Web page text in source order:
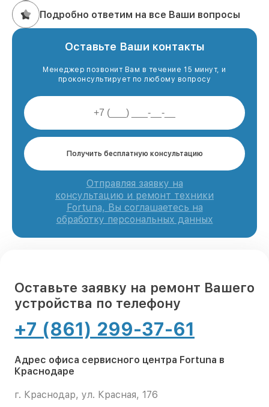
Подробно ответим на все Ваши вопросы
Оставьте Ваши контакты
Менеджер позвонит Вам в течение 15 минут, и
проконсультирует по любому вопросу
Получить бесплатную консультацию
Отправляя заявку на
консультацию и ремонт техники
Fortuna, Вы соглашаетесь на
обработку персональных данных
Оставьте заявку на ремонт Вашего
устройства по телефону
+7 (861) 299-37-61
Адрес офиса сервисного центра Fortuna в
Краснодаре
г. Краснодар, ул. Красная, 176